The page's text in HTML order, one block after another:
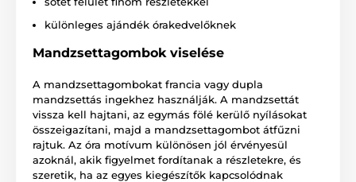
különleges ajándék órakedvelőknek
Mandzsettagombok viselése
A mandzsettagombokat francia vagy dupla
mandzsettás ingekhez használják. A mandzsettát
vissza kell hajtani, az egymás fölé kerülő nyílásokat
összeigazítani, majd a mandzsettagombot átfűzni
rajtuk. Az óra motívum különösen jól érvényesül
azoknál, akik figyelmet fordítanak a részletekre, és
szeretik, ha az egyes kiegészítők kapcsolódnak